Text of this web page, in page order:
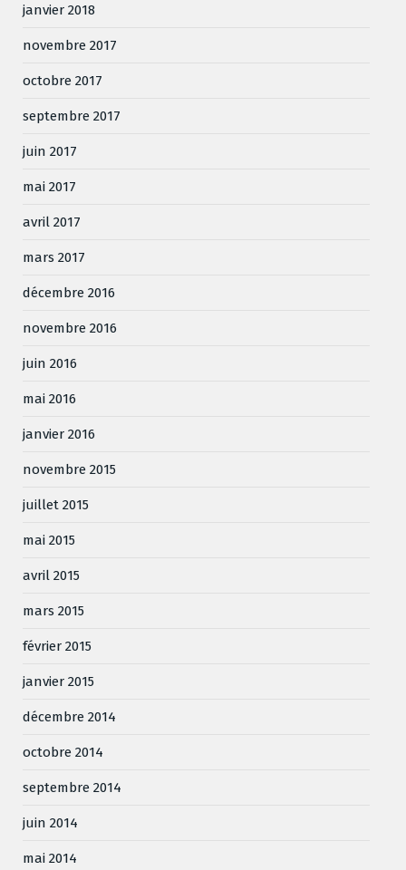
janvier 2018
novembre 2017
octobre 2017
septembre 2017
juin 2017
mai 2017
avril 2017
mars 2017
décembre 2016
novembre 2016
juin 2016
mai 2016
janvier 2016
novembre 2015
juillet 2015
mai 2015
avril 2015
mars 2015
février 2015
janvier 2015
décembre 2014
octobre 2014
septembre 2014
juin 2014
mai 2014